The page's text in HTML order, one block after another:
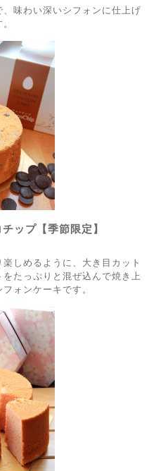
味わい深いシフォンに仕上げ
ップ【季節限定】
しめるように、大き目カット
たっぷりと混ぜ込んで焼き上
ォンケーキです。